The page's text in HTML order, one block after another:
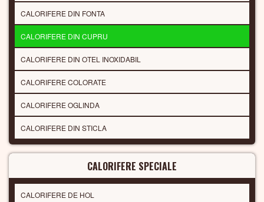
CALORIFERE DIN FONTA
CALORIFERE DIN CUPRU
CALORIFERE DIN OTEL INOXIDABIL
CALORIFERE COLORATE
CALORIFERE OGLINDA
CALORIFERE DIN STICLA
CALORIFERE SPECIALE
CALORIFERE DE HOL